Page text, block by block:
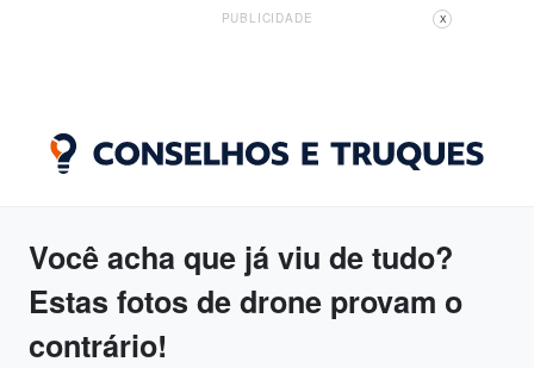
PUBLICIDADE X
Você acha que já viu de tudo?
Estas fotos de drone provam o
contrário!